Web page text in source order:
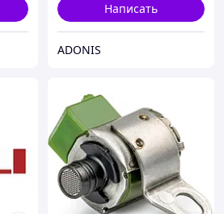
Написать
ADONIS